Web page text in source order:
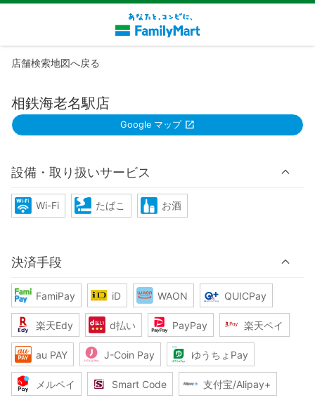
店舗検索地図へ戻る
相鉄海老名駅店
Google マップ
設備・取り扱いサービス
Wi-Fi たばこ お酒
決済手段
FamiPay iD WAON QUICPay
楽天Edy d払い PayPay 楽天ペイ
au PAY J-Coin Pay ゆうちょPay
メルペイ Smart Code 支付宝/Alipay+